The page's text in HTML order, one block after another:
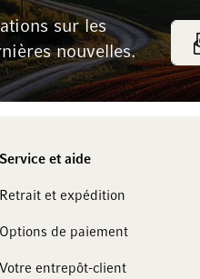
sur les
nouvelles.
Service et aide
Retrait et expédition
Options de paiement
Votre entrepôt-client